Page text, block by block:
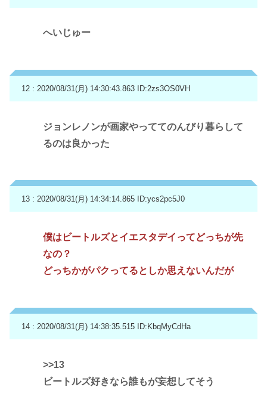
へいじゅー
12 : 2020/08/31(月) 14:30:43.863 ID:2zs3OS0VH
ジョンレノンが画家やっててのんびり暮らして
るのは良かった
13 : 2020/08/31(月) 14:34:14.865 ID:ycs2pc5J0
僕はビートルズとイエスタデイってどっちが先
なの？
どっちかがパクってるとしか思えないんだが
14 : 2020/08/31(月) 14:38:35.515 ID:KbqMyCdHa
>>13
ビートルズ好きなら誰もが妄想してそう